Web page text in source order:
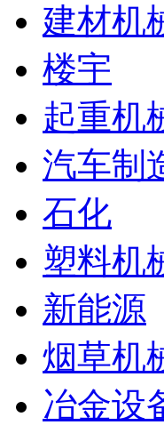
建材机
楼宇
起重机
汽车制
石化
塑料机
新能源
烟草机
冶金设